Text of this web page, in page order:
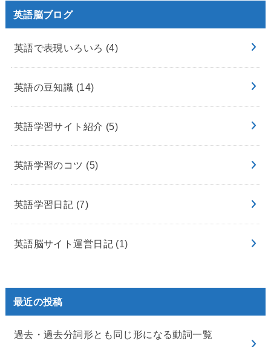
英語脳ブログ
英語で表現いろいろ (4)
英語の豆知識 (14)
英語学習サイト紹介 (5)
英語学習のコツ (5)
英語学習日記 (7)
英語脳サイト運営日記 (1)
最近の投稿
過去・過去分詞形とも同じ形になる動詞一覧